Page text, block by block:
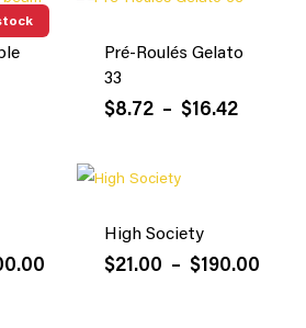
Pré-Roulés Gelato
33
$8.72 – $16.42Plage
Plage
High Society
$21.00 – $190.00